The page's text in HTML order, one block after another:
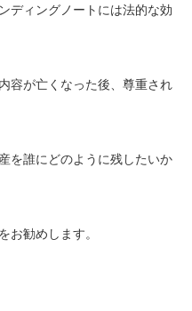
ディングノートには法的な効
容が亡くなった後、尊重され
を誰にどのように残したいか
お勧めします。